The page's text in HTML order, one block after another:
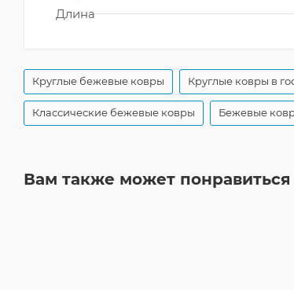
Длина
Круглые бежевые ковры Круглые ковры в
Классические бежевые ковры Бежевые
Вам также может понравиться